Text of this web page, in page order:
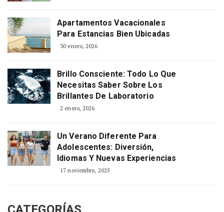
Apartamentos Vacacionales
Para Estancias Bien Ubicadas
30 enero, 2026
Brillo Consciente: Todo Lo Que
Necesitas Saber Sobre Los
Brillantes De Laboratorio
2 enero, 2026
Un Verano Diferente Para
Adolescentes: Diversión,
Idiomas Y Nuevas Experiencias
17 noviembre, 2025